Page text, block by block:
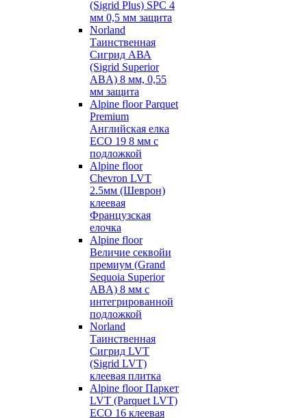
(Sigrid Plus) SPC 4
мм 0,5 мм защита
Norland
Таинственная
Сигрид АВА
(Sigrid Superior
ABA) 8 мм, 0,55
мм защита
Alpine floor Parquet
Premium
Английская елка
ECO 19 8 мм с
подложкой
Alpine floor
Chevron LVT
2.5мм (Шеврон)
клеевая
Французская
елочка
Alpine floor
Величие секвойи
премиум (Grand
Sequoia Superior
ABA) 8 мм с
интегрированной
подложкой
Norland
Таинственная
Сигрид LVT
(Sigrid LVT)
клеевая плитка
Alpine floor Паркет
LVT (Parquet LVT)
ECO 16 клеевая